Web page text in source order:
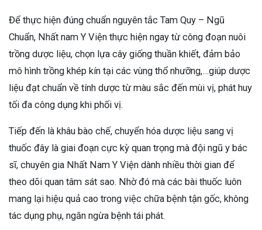
Để thực hiện đúng chuẩn nguyên tắc Tam Quy – Ngũ
Chuẩn, Nhất nam Y Viện thực hiện ngay từ công đoạn nuôi
trồng dược liệu, chọn lựa cây giống thuần khiết, đảm bảo
mô hình trồng khép kín tại các vùng thổ nhưỡng,…giúp dược
liệu đạt chuẩn về tính dược từ màu sắc đến mùi vị, phát huy
tối đa công dụng khi phối vị.
Tiếp đến là khâu bào chế, chuyển hóa dược liệu sang vị
thuốc đây là giai đoạn cực kỳ quan trọng mà đội ngũ y bác
sĩ, chuyên gia Nhất Nam Y Viện dành nhiều thời gian để
theo dõi quan tâm sát sao. Nhờ đó mà các bài thuốc luôn
mang lại hiệu quả cao trong việc chữa bệnh tận gốc, không
tác dụng phụ, ngăn ngừa bệnh tái phát.